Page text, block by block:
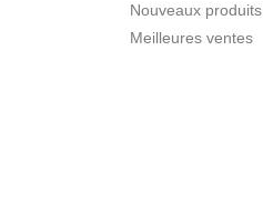
Nouveaux produits
Meilleures ventes